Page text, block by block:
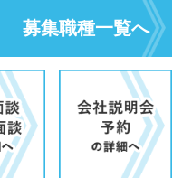
募集職種一覧へ